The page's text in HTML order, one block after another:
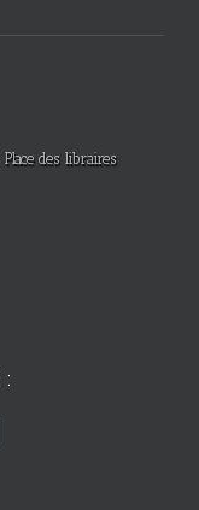
Place des libraires
: